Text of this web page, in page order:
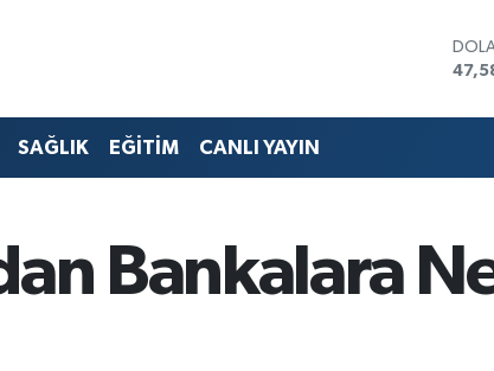
SAĞLIK EĞİTİM CANLI YAYIN
Bankalara